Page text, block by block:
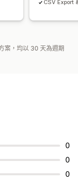
CSV Export
案，均以 30 天為週期
0
0
0